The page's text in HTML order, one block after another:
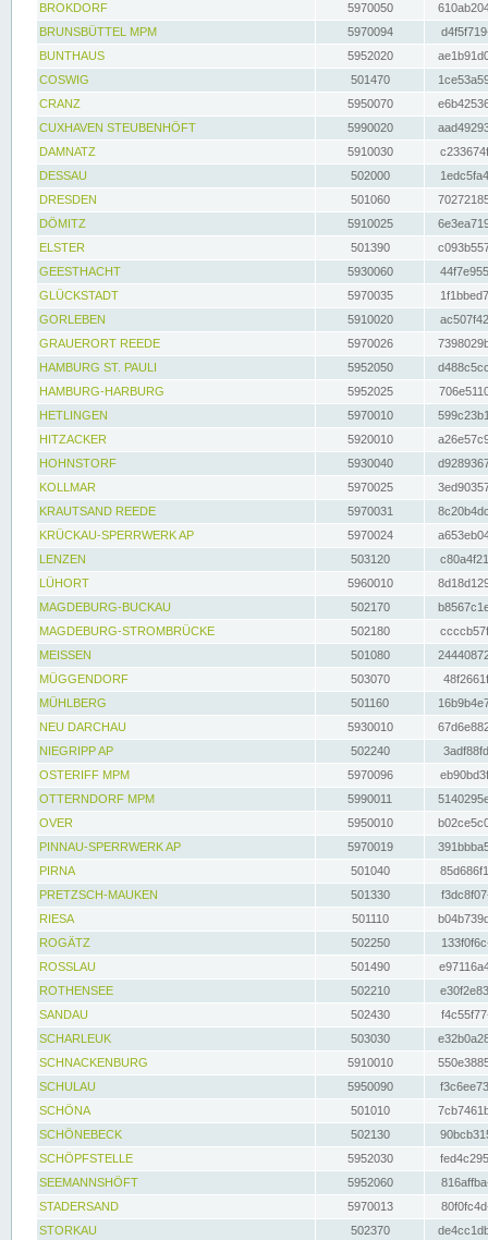
BROKDORF
5970050
BRUNSBÜTTEL MPM
5970094
BUNTHAUS
5952020
COSWIG
501470
CRANZ
5950070
CUXHAVEN STEUBENHÖFT
5990020
DAMNATZ
5910030
DESSAU
502000
DRESDEN
501060
DÖMITZ
5910025
ELSTER
501390
GEESTHACHT
5930060
GLÜCKSTADT
5970035
GORLEBEN
5910020
GRAUERORT REEDE
5970026
HAMBURG ST. PAULI
5952050
HAMBURG-HARBURG
5952025
HETLINGEN
5970010
HITZACKER
5920010
HOHNSTORF
5930040
KOLLMAR
5970025
KRAUTSAND REEDE
5970031
KRÜCKAU-SPERRWERK AP
5970024
LENZEN
503120
LÜHORT
5960010
MAGDEBURG-BUCKAU
502170
MAGDEBURG-STROMBRÜCKE
502180
MEISSEN
501080
MÜGGENDORF
503070
MÜHLBERG
501160
NEU DARCHAU
5930010
NIEGRIPP AP
502240
OSTERIFF MPM
5970096
OTTERNDORF MPM
5990011
OVER
5950010
PINNAU-SPERRWERK AP
5970019
PIRNA
501040
PRETZSCH-MAUKEN
501330
RIESA
501110
ROGÄTZ
502250
ROSSLAU
501490
ROTHENSEE
502210
SANDAU
502430
SCHARLEUK
503030
SCHNACKENBURG
5910010
SCHULAU
5950090
SCHÖNA
501010
SCHÖNEBECK
502130
SCHÖPFSTELLE
5952030
SEEMANNSHÖFT
5952060
STADERSAND
5970013
STORKAU
502370